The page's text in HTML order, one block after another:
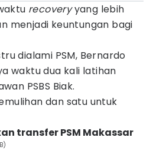
recoveryyang lebih
menjadi keuntungan bagi
dialami PSM, Bernardo
waktu dua kali latihan
PSBS Biak.
dan satu untuk
transfer PSM Makassar